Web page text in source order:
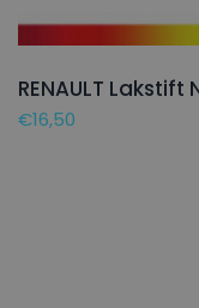
RENAULT Lakstift
€16,50